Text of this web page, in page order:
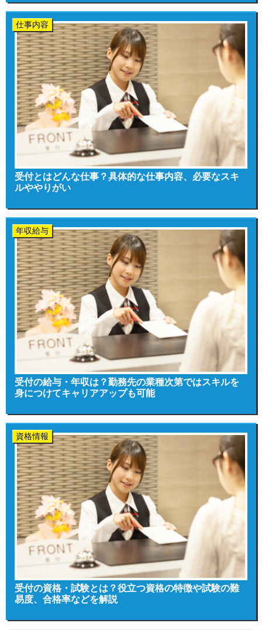
仕事内容
受付とはどんな仕事？具体的な仕事内容、必要なスキ
ルややりがい
年収給与
受付の給与・年収は？勤務先の業種次第ではスキルを
身につけてキャリアアップも可能
資格情報
受付の資格・試験とは？役立つ資格の特徴や試験の難
易度、合格率などを解説